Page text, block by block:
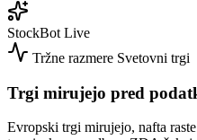
StockBot Live
Tržne razmere Svetovni trgi
Trgi mirujejo pred
Evropski trgi mirujejo, nafta